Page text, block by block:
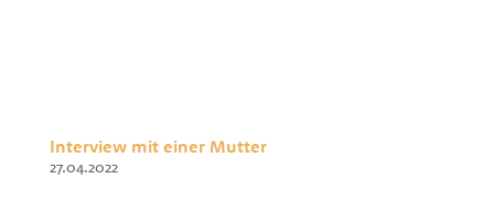
Interview mit einer Mutter
27.04.2022